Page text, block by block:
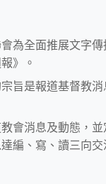
為全面推展文字
》。
宗旨是報道基督教
會消息及動態，
編、寫、讀三向交